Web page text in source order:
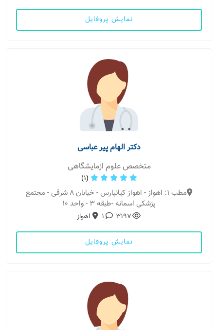
نمایش پروفایل
دکتر الهام پیر عباسی
متخصص علوم ازمایشگاهی
(1)
مطب 1: اهواز - اهواز کیانپارس - خیابان ۸ شرقی - مجتمع
پزشکی اسمانه -طبقه ۳ - واحد ۱۰
3197
1 اهواز
نمایش پروفایل